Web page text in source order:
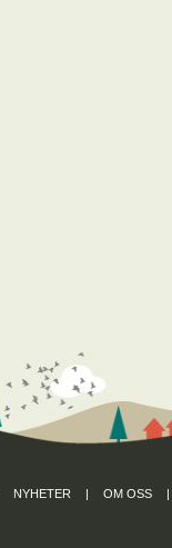
NYHETER | OM OSS |